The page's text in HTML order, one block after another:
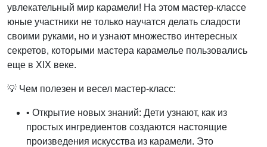
увлекательный мир карамели! На этом мастер-классе
юные участники не только научатся делать сладости
своими руками, но и узнают множество интересных
секретов, которыми мастера карамелье пользовались
еще в XIX веке.
💡 Чем полезен и весел мастер-класс:
• Открытие новых знаний: Дети узнают, как из
простых ингредиентов создаются настоящие
произведения искусства из карамели. Это